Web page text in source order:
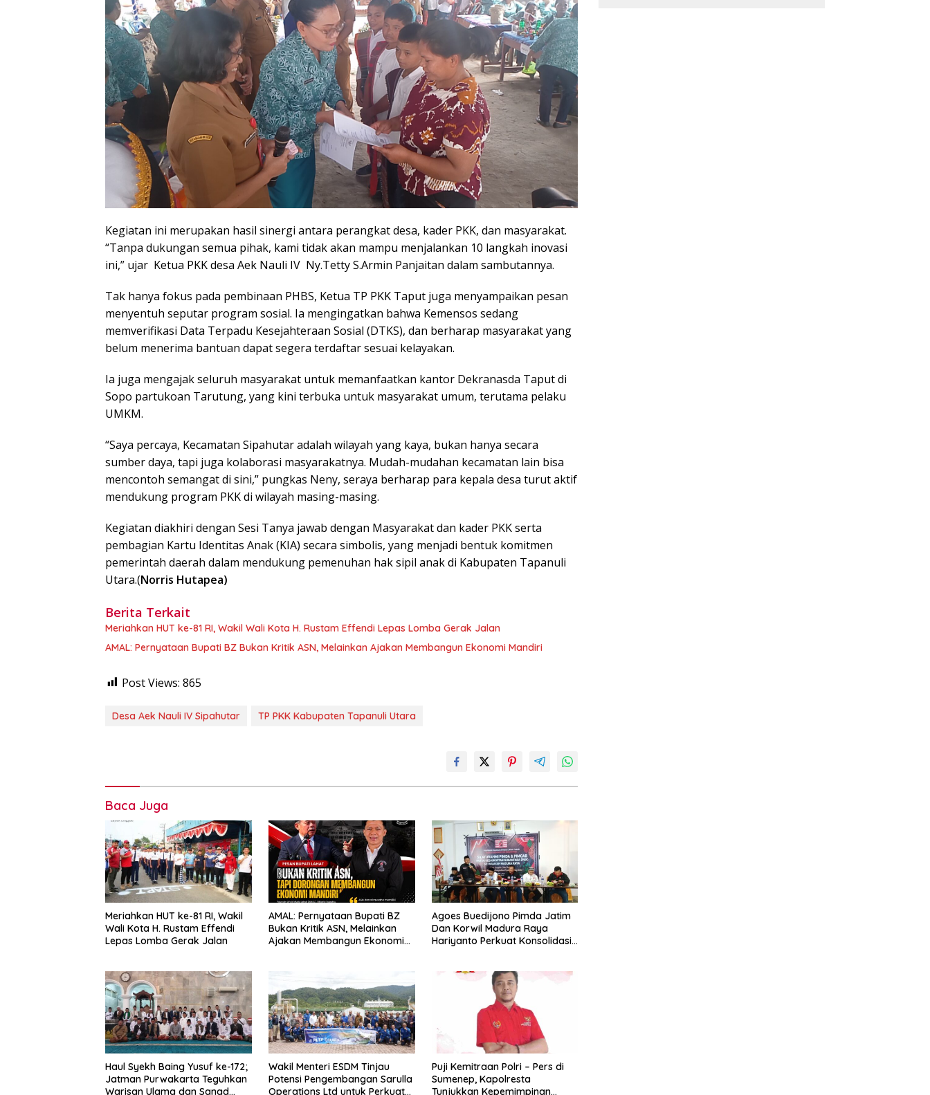
Kegiatan ini merupakan hasil sinergi antara perangkat desa, kader PKK, dan masyarakat.
“Tanpa dukungan semua pihak, kami tidak akan mampu menjalankan 10 langkah inovasi
ini,” ujar Ketua PKK desa Aek Nauli IV Ny.Tetty S.Armin Panjaitan dalam sambutannya.
Tak hanya fokus pada pembinaan PHBS, Ketua TP PKK Taput juga menyampaikan pesan
menyentuh seputar program sosial. Ia mengingatkan bahwa Kemensos sedang
memverifikasi Data Terpadu Kesejahteraan Sosial (DTKS), dan berharap masyarakat yang
belum menerima bantuan dapat segera terdaftar sesuai kelayakan.
Ia juga mengajak seluruh masyarakat untuk memanfaatkan kantor Dekranasda Taput di
Sopo partukoan Tarutung, yang kini terbuka untuk masyarakat umum, terutama pelaku
UMKM.
“Saya percaya, Kecamatan Sipahutar adalah wilayah yang kaya, bukan hanya secara
sumber daya, tapi juga kolaborasi masyarakatnya. Mudah-mudahan kecamatan lain bisa
mencontoh semangat di sini,” pungkas Neny, seraya berharap para kepala desa turut aktif
mendukung program PKK di wilayah masing-masing.
Kegiatan diakhiri dengan Sesi Tanya jawab dengan Masyarakat dan kader PKK serta
pembagian Kartu Identitas Anak (KIA) secara simbolis, yang menjadi bentuk komitmen
pemerintah daerah dalam mendukung pemenuhan hak sipil anak di Kabupaten Tapanuli
Utara.(Norris Hutapea)
Berita Terkait
Meriahkan HUT ke-81 RI, Wakil Wali Kota H. Rustam Effendi Lepas Lomba Gerak Jalan
AMAL: Pernyataan Bupati BZ Bukan Kritik ASN, Melainkan Ajakan Membangun Ekonomi Mandiri
Post Views: 865
Desa Aek Nauli IV Sipahutar TP PKK Kabupaten Tapanuli Utara
Baca Juga
Meriahkan HUT ke-81 RI, Wakil
Wali Kota H. Rustam Effendi
Lepas Lomba Gerak Jalan
AMAL: Pernyataan Bupati BZ
Bukan Kritik ASN, Melainkan
Ajakan Membangun Ekonomi
Agoes Buedijono Pimda Jatim
Dan Korwil Madura Raya
Hariyanto Perkuat Konsolidasi
Haul Syekh Baing Yusuf ke-172;
Jatman Purwakarta Teguhkan
Warisan Ulama dan Sanad
Wakil Menteri ESDM Tinjau
Potensi Pengembangan Sarulla
Operations Ltd untuk Perkuat
Puji Kemitraan Polri – Pers di
Sumenep, Kapolresta
Tunjukkan Kepemimpinan